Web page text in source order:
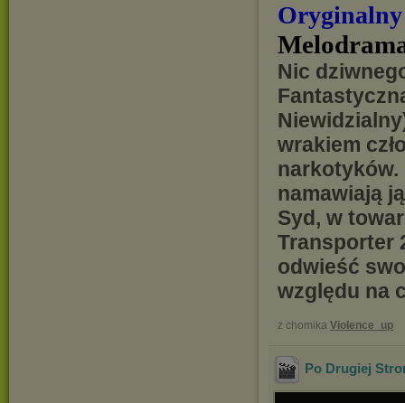
Nic
wrakiem
narkotyków.
namawiają
Syd, w
Transporter
odwieść
względu na
z chomika Violence_up
Po Drugiej